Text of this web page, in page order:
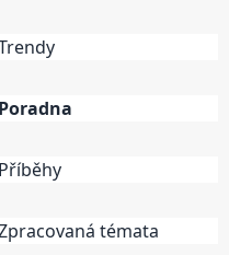
Poradna
Příběhy
témata